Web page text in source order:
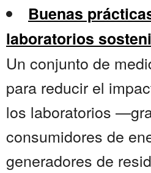
Buenas
laboratorios
Un conjunto de
para reducir el
los laboratorios
consumidores de
generadores de